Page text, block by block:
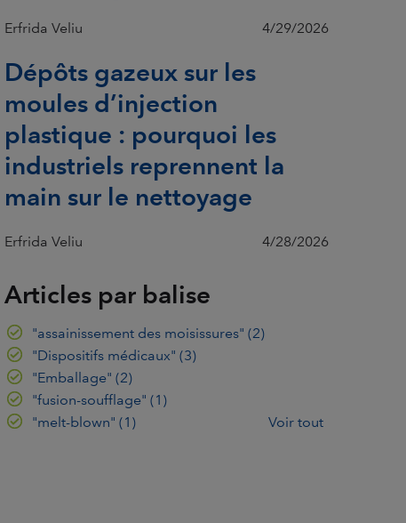
Erfrida Veliu 4/29/2026
Dépôts gazeux sur les
moules d’injection
plastique : pourquoi les
industriels reprennent la
main sur le nettoyage
Erfrida Veliu 4/28/2026
Articles par balise
"assainissement des moisissures" (2)
"Dispositifs médicaux" (3)
"Emballage" (2)
"fusion-soufflage" (1)
"melt-blown" (1) Voir tout